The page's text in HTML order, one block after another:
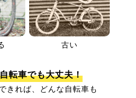
古い
転車でも大丈夫！
きれば、どんな自転車も